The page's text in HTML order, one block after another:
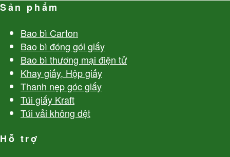
Sản phẩm
Bao bì Carton
Bao bì đóng gói giấy
Bao bì thương mại điện tử
Khay giấy, Hộp giấy
Thanh nẹp góc giấy
Túi giấy Kraft
Túi vải không dệt
Hỗ trợ